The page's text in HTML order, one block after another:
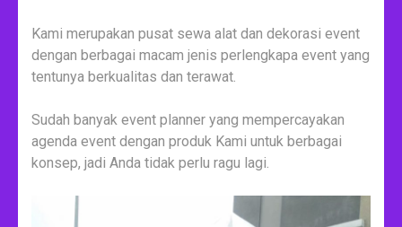
Kami merupakan pusat sewa alat dan dekorasi event
dengan berbagai macam jenis perlengkapa event yang
tentunya berkualitas dan terawat.
Sudah banyak event planner yang mempercayakan
agenda event dengan produk Kami untuk berbagai
konsep, jadi Anda tidak perlu ragu lagi.